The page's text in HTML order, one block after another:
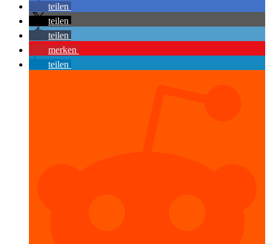
teilen
teilen
teilen
merken
teilen